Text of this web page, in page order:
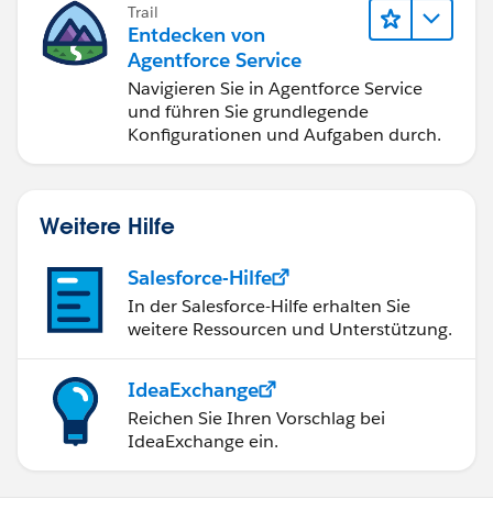
Trail
Entdecken von
Agentforce Service
Navigieren Sie in Agentforce Service
und führen Sie grundlegende
Konfigurationen und Aufgaben durch.
Weitere Hilfe
Salesforce-Hilfe
In der Salesforce-Hilfe erhalten Sie
weitere Ressourcen und Unterstützung.
IdeaExchange
Reichen Sie Ihren Vorschlag bei
IdeaExchange ein.